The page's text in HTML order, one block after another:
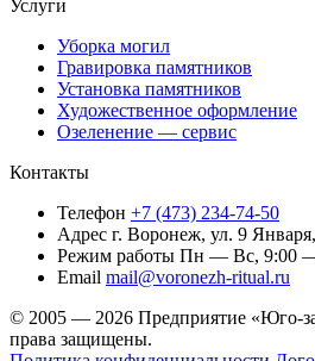
Услуги
Уборка могил
Гравировка памятников
Установка памятников
Художественное оформление
Озеленение — сервис
Контакты
Телефон +7 (473) 234-74-50
Адрес г. Воронеж, ул. 9
Режим работы Пн — Вс, 9:00
Email mail@voronezh-ritual.ru
© 2005 — 2026 Предприятие «Юго-
права защищены.